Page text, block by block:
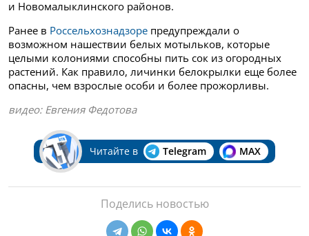
и Новомалыклинского районов.
Ранее в Россельхознадзоре предупреждали о
возможном нашествии белых мотыльков, которые
целыми колониями способны пить сок из огородных
растений. Как правило, личинки белокрылки еще более
опасны, чем взрослые особи и более прожорливы.
видео: Евгения Федотова
Читайте в Telegram MAX
Поделись новостью